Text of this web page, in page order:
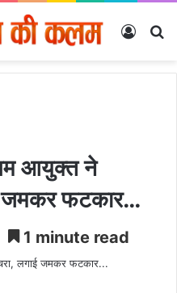
Log In
आयुक्त ने
जमकर फटकार…
1 minute read